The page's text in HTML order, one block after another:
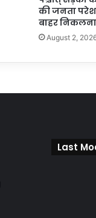
की जनता
बाहर
August 2,
Last